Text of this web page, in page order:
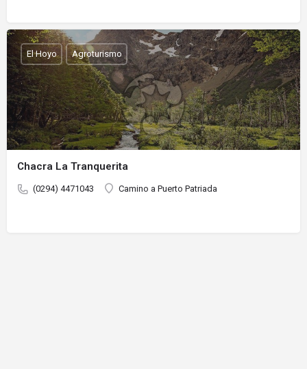
Chacra La Tranquerita
(0294) 4471043 Camino a Puerto Patriada
El Hoyo Agroturismo